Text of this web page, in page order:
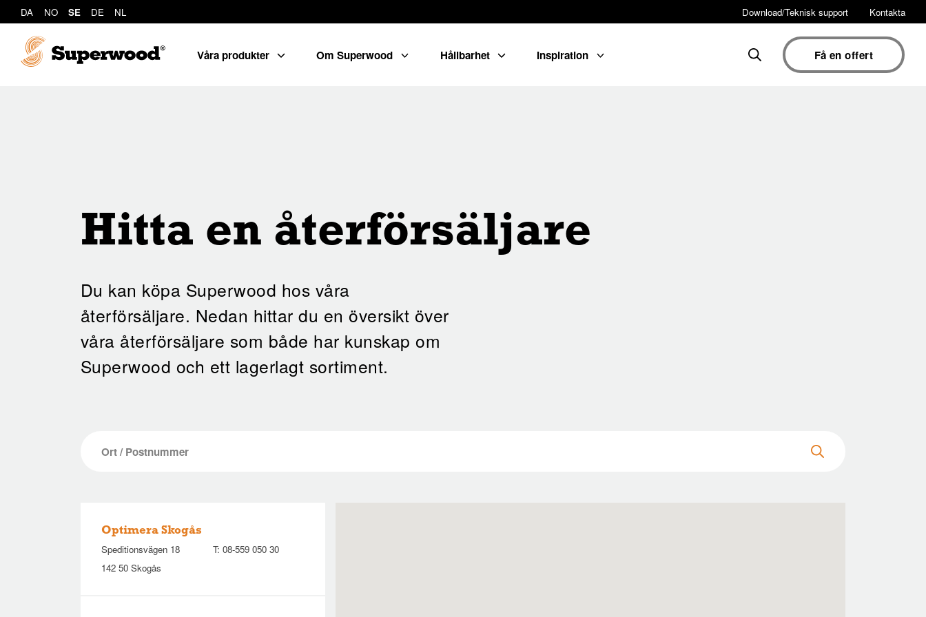
DA NO SE DE NL Download/Teknisk support Kontakta
Våra produkter Om Superwood Hållbarhet Inspiration Få en offert
Hitta en återförsäljare
Du kan köpa Superwood hos våra
återförsäljare. Nedan hittar du en översikt över
våra återförsäljare som både har kunskap om
Superwood och ett lagerlagt sortiment.
Optimera Skogås
Speditionsvägen 18
142 50 Skogås
T:08-559 050 30